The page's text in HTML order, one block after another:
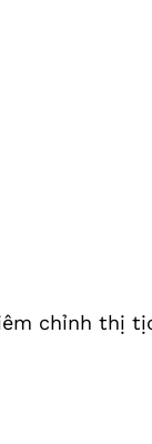
chỉnh thị